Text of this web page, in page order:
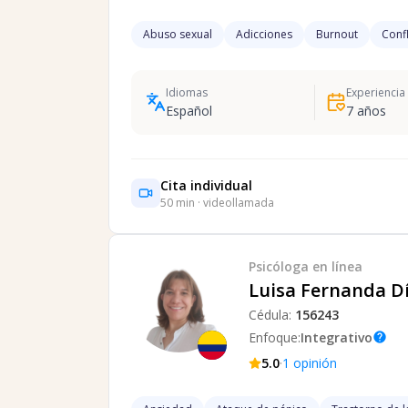
Abuso sexual Adicciones Burnout
Idiomas
Español
Experiencia
7 años
Cita individual
50 min · videollamada
Psicóloga en línea
Luisa Fernanda
Cédula: 156243
Enfoque:Integrativohelp
5.0·1 opinión